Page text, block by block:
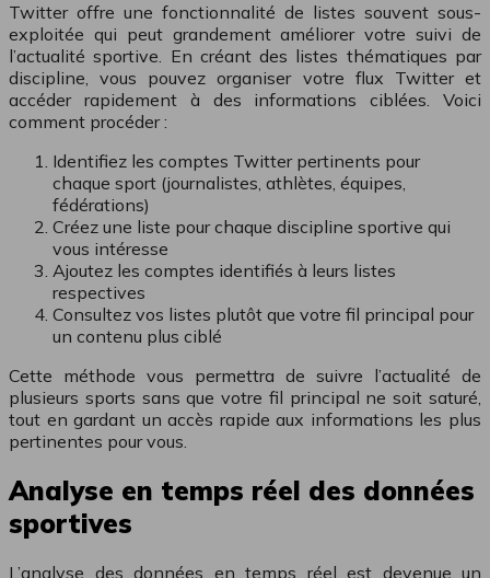
Twitter offre une fonctionnalité de listes souvent sous-
exploitée qui peut grandement améliorer votre suivi de
l’actualité sportive. En créant des listes thématiques par
discipline, vous pouvez organiser votre flux Twitter et
accéder rapidement à des informations ciblées. Voici
comment procéder :
Identifiez les comptes Twitter pertinents pour
chaque sport (journalistes, athlètes, équipes,
fédérations)
Créez une liste pour chaque discipline sportive qui
vous intéresse
Ajoutez les comptes identifiés à leurs listes
respectives
Consultez vos listes plutôt que votre fil principal pour
un contenu plus ciblé
Cette méthode vous permettra de suivre l’actualité de
plusieurs sports sans que votre fil principal ne soit saturé,
tout en gardant un accès rapide aux informations les plus
pertinentes pour vous.
Analyse en temps réel des données
sportives
L’analyse des données en temps réel est devenue un